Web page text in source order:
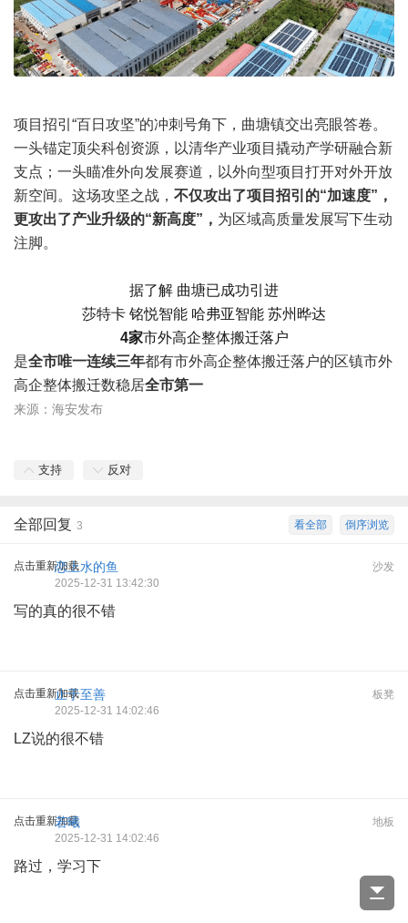
项目招引“百日攻坚”的冲刺号角下，曲塘镇交出亮眼答卷。
一头锚定顶尖科创资源，以清华产业项目撬动产学研融合新
支点；一头瞄准外向发展赛道，以外向型项目打开对外开放
新空间。这场攻坚之战， 不仅攻出了项目招引的“加速度”，
更攻出了产业升级的“新高度”， 为区域高质量发展写下生动
注脚。
据了解 曲塘已成功引进
莎特卡 铭悦智能 哈弗亚智能 苏州晔达
4家市外高企整体搬迁落户
是全市唯一连续三年都有市外高企整体搬迁落户的区镇市外
高企整体搬迁数稳居全市第一
来源：海安发布
支持 反对
倒序浏览
看全部
全部回复 3
点击重新加载 沙发
恋上水的鱼
2025-12-31 13:42:30
写的真的很不错
点击重新加载 板凳
止于至善
2025-12-31 14:02:46
LZ说的很不错
点击重新加载 地板
若曦
2025-12-31 14:02:46
路过，学习下